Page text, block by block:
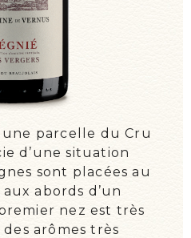
une parcelle du Cru
d’une situation
sont placées au
abords d’un
nez est très
arômes très